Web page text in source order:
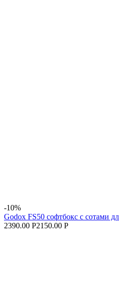
-10%
Godox FS50 софтбокс с сотами
2390.00 Р2150.00 Р